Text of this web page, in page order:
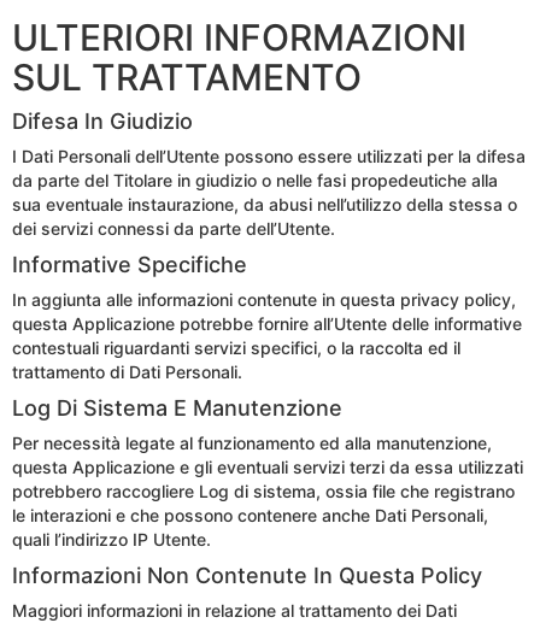
ULTERIORI INFORMAZIONI
SUL TRATTAMENTO
Difesa In Giudizio
I Dati Personali dell’Utente possono essere utilizzati per la difesa
da parte del Titolare in giudizio o nelle fasi propedeutiche alla
sua eventuale instaurazione, da abusi nell’utilizzo della stessa o
dei servizi connessi da parte dell’Utente.
Informative Specifiche
In aggiunta alle informazioni contenute in questa privacy policy,
questa Applicazione potrebbe fornire all’Utente delle informative
contestuali riguardanti servizi specifici, o la raccolta ed il
trattamento di Dati Personali.
Log Di Sistema E Manutenzione
Per necessità legate al funzionamento ed alla manutenzione,
questa Applicazione e gli eventuali servizi terzi da essa utilizzati
potrebbero raccogliere Log di sistema, ossia file che registrano
le interazioni e che possono contenere anche Dati Personali,
quali l’indirizzo IP Utente.
Informazioni Non Contenute In Questa Policy
Maggiori informazioni in relazione al trattamento dei Dati